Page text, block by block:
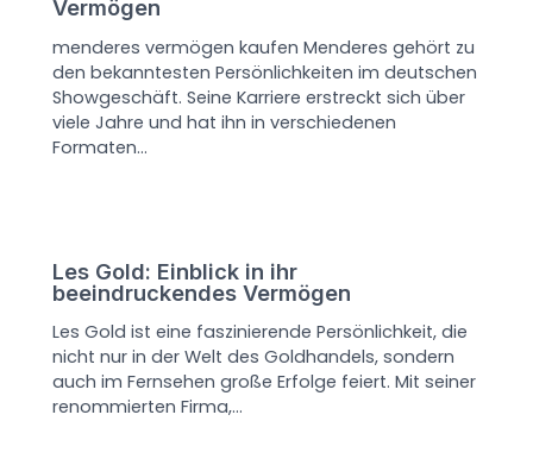
Vermögen
menderes vermögen kaufen Menderes gehört zu
den bekanntesten Persönlichkeiten im deutschen
Showgeschäft. Seine Karriere erstreckt sich über
viele Jahre und hat ihn in verschiedenen
Formaten…
Les Gold: Einblick in ihr
beeindruckendes Vermögen
Les Gold ist eine faszinierende Persönlichkeit, die
nicht nur in der Welt des Goldhandels, sondern
auch im Fernsehen große Erfolge feiert. Mit seiner
renommierten Firma,…